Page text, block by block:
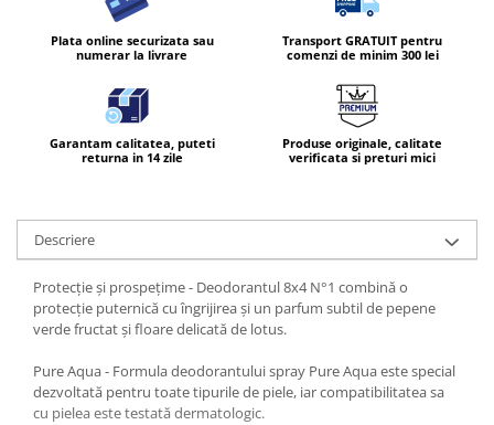
Plata online securizata sau
numerar la livrare
Transport GRATUIT pentru
comenzi de minim 300 lei
Garantam calitatea, puteti
returna in 14 zile
Produse originale, calitate
verificata si preturi mici
Descriere
Protecție și prospețime - Deodorantul 8x4 N°1 combină o
protecție puternică cu îngrijirea și un parfum subtil de pepene
verde fructat și floare delicată de lotus.
Pure Aqua - Formula deodorantului spray Pure Aqua este special
dezvoltată pentru toate tipurile de piele, iar compatibilitatea sa
cu pielea este testată dermatologic.